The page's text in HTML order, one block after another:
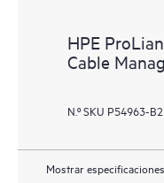
HPE
Cable
N.º SKU P54963-
Mostrar especificaciones